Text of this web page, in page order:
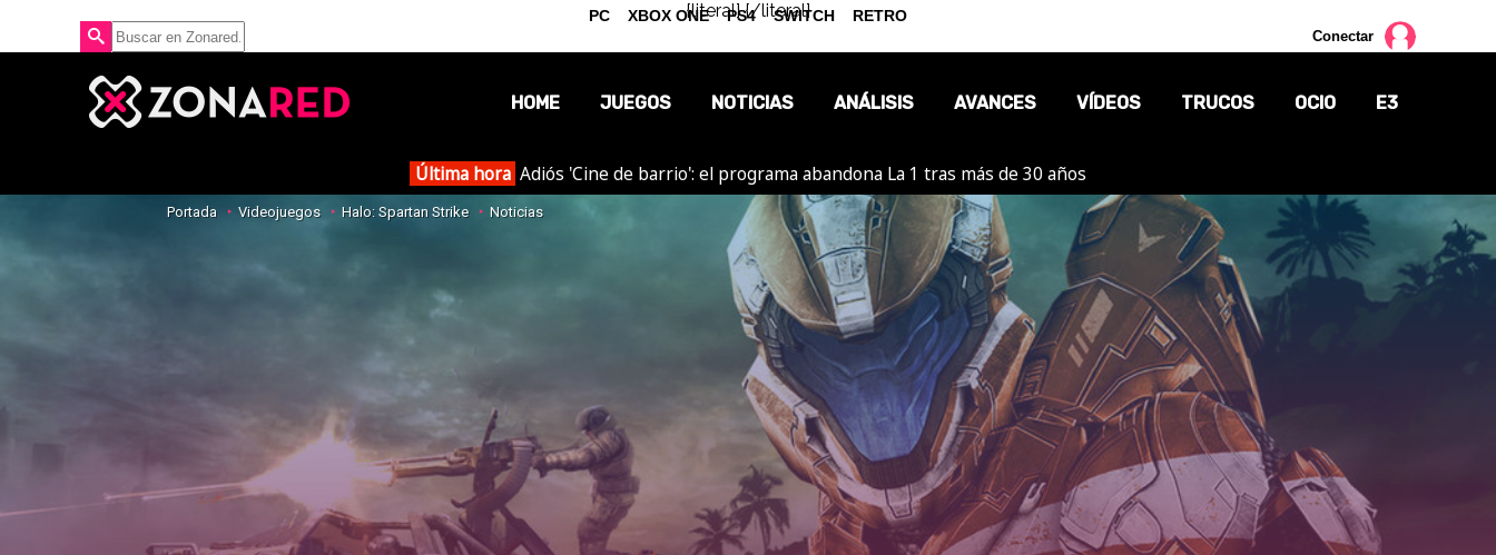
{literal}{/literal}
Conectar
HOME JUEGOS NOTICIAS
OPINIÓN
REPORTAJES
ANÁLISIS AVANCES VÍDEOS TRUCOS OCIO
TV
CÓMICS
E3
Última hora Adiós 'Cine de barrio': el programa abandona La 1 tras más de 30 años
Portada Videojuegos Halo: Spartan Strike Noticias
PC XBOX ONE PS4 SWITCH RETRO